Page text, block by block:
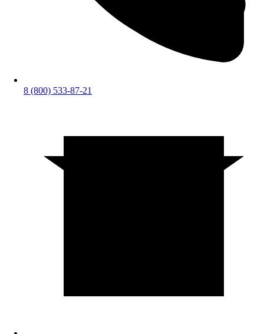
8 (800) 533-87-21